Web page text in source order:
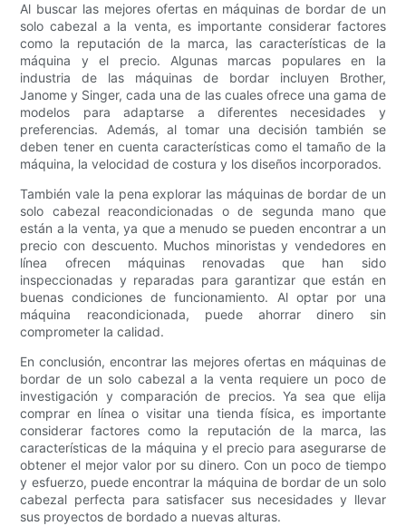
Al buscar las mejores ofertas en máquinas de bordar de un
solo cabezal a la venta, es importante considerar factores
como la reputación de la marca, las características de la
máquina y el precio. Algunas marcas populares en la
industria de las máquinas de bordar incluyen Brother,
Janome y Singer, cada una de las cuales ofrece una gama de
modelos para adaptarse a diferentes necesidades y
preferencias. Además, al tomar una decisión también se
deben tener en cuenta características como el tamaño de la
máquina, la velocidad de costura y los diseños incorporados.
También vale la pena explorar las máquinas de bordar de un
solo cabezal reacondicionadas o de segunda mano que
están a la venta, ya que a menudo se pueden encontrar a un
precio con descuento. Muchos minoristas y vendedores en
línea ofrecen máquinas renovadas que han sido
inspeccionadas y reparadas para garantizar que están en
buenas condiciones de funcionamiento. Al optar por una
máquina reacondicionada, puede ahorrar dinero sin
comprometer la calidad.
En conclusión, encontrar las mejores ofertas en máquinas de
bordar de un solo cabezal a la venta requiere un poco de
investigación y comparación de precios. Ya sea que elija
comprar en línea o visitar una tienda física, es importante
considerar factores como la reputación de la marca, las
características de la máquina y el precio para asegurarse de
obtener el mejor valor por su dinero. Con un poco de tiempo
y esfuerzo, puede encontrar la máquina de bordar de un solo
cabezal perfecta para satisfacer sus necesidades y llevar
sus proyectos de bordado a nuevas alturas.